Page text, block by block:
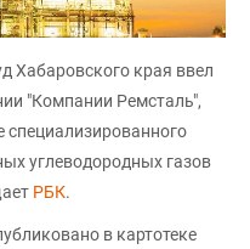
Хабаровского края ввел
"Компании Ремсталь",
специализированного
углеводородных газов
РБК.
в картотеке